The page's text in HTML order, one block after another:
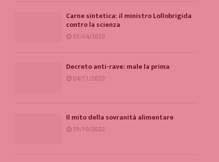
Carne sintetica: il ministro Lollobrigida
contro la scienza
05/04/2023
Decreto anti-rave: male la prima
04/11/2022
Il mito della sovranità alimentare
29/10/2022